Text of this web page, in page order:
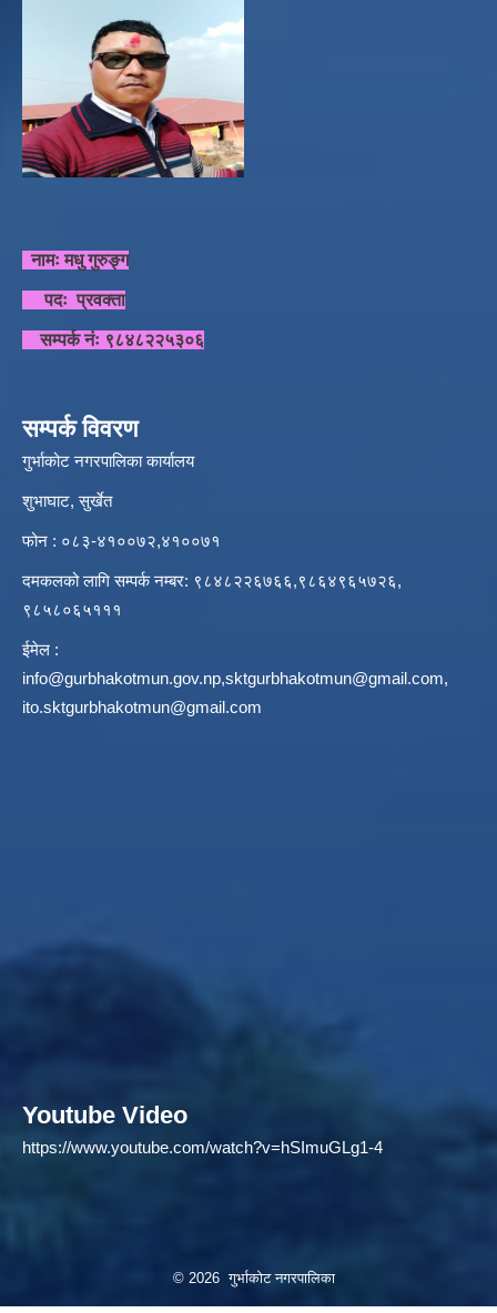
नामः मधु गुरुङ्ग
पदः प्रवक्ता
सम्पर्क नंः ९८४८२२५३०६
सम्पर्क विवरण
गुर्भाकोट नगरपालिका कार्यालय
शुभाघाट, सुर्खेत
फोन : ०८३-४१००७२,४१००७१
दमकलको लागि सम्पर्क नम्बर: ९८४८२२६७६६,९८६४९६५७२६,
९८५८०६५१११
ईमेल :
info@gurbhakotmun.gov.np,sktgurbhakotmun@gmail.com,
ito.sktgurbhakotmun@gmail.com
Youtube Video
https://www.youtube.com/watch?v=hSImuGLg1-4
© 2026 गुर्भाकोट नगरपालिका